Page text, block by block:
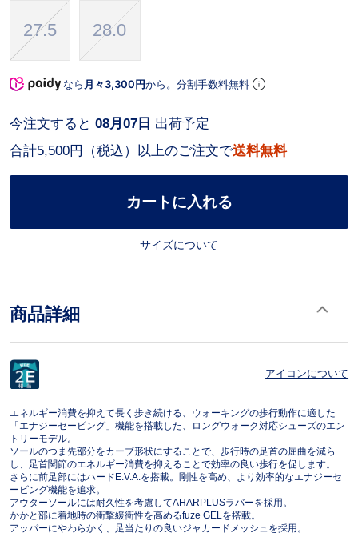
27.5 28.0
なら 月々3,300円から。分割手数料無料
合計5,500円（税込）以上のご注文で送料無料
今注文すると 08月07日 出荷予定
カートに入れる
サイズについて
商品詳細
アイコンについて
エネルギー消費を抑えて長く歩き続ける、ウォーキングの歩行動作に適した
「エナジーセービング」機能を搭載した、ロングウォーク対応シューズのエン
トリーモデル。
ソールのつま先部分をカーブ形状にすることで、歩行時の足首の屈曲を減ら
し、足首関節のエネルギー消費を抑えることで効率の良い歩行を促します。
さらに前足部にはハードE.V.A.を搭載。剛性を高め、より効率的なエナジーセ
ービング機能を追求。
アウターソールには耐久性を考慮してAHARPLUSラバーを採用。
かかと部に着地時の衝撃緩衝性を高めるfuze GELを搭載。
アッパーにやわらかく、足当たりの良いジャカードメッシュを採用。